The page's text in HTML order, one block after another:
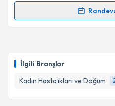
İlgili Branşlar
Kadın Hastalıkları ve Doğum
2
Randevu Takvimi
için bir takvim
bilgilendireceğiz.
E-posta Adresiniz